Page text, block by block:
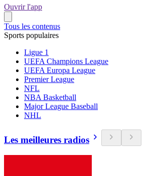
Ouvrir l'app
Tous les contenus
Sports populaires
Ligue 1
UEFA Champions League
UEFA Europa League
Premier League
NFL
NBA Basketball
Major League Baseball
NHL
Les meilleures radios